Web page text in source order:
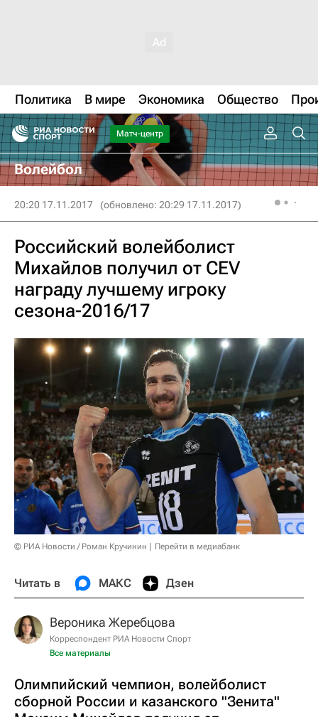
Политика В мире Экономика Общество
Матч-центр
Волейбол
20:20 17.11.2017 (обновлено: 20:29 17.11.2017)
Российский волейболист
Михайлов получил от CEV
награду лучшему игроку
сезона-2016/17
© РИА Новости / Роман Кручинин Перейти в медиабанк
Читать в МАКС Дзен
Вероника Жеребцова
Корреспондент РИА Новости Спорт
Все материалы
Олимпийский чемпион, волейболист
сборной России и казанского "Зенита"